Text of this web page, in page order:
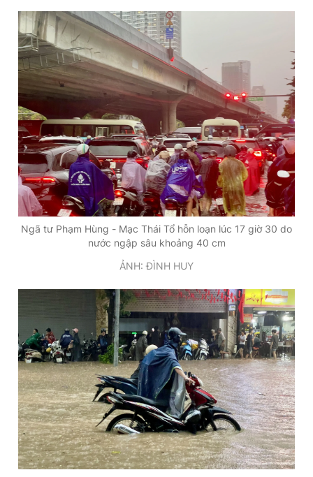
Ngã tư Phạm Hùng - Mạc Thái Tổ hỗn loạn lúc 17 giờ 30 do
nước ngập sâu khoảng 40 cm
ẢNH: ĐÌNH HUY